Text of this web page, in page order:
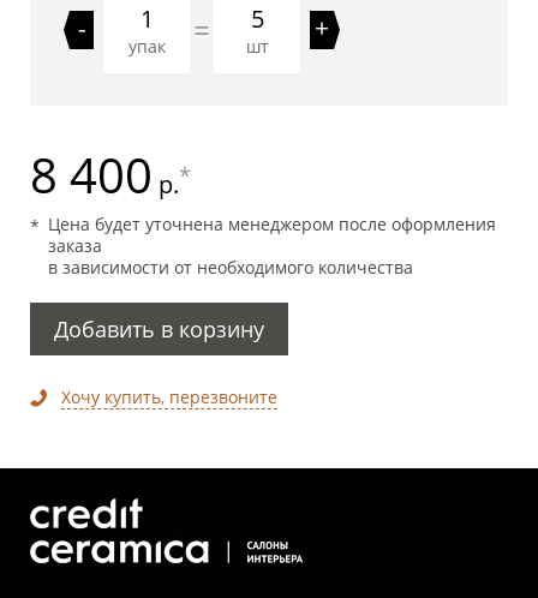
-
упак = 5
шт
+
8 400 р.*
Цена будет уточнена менеджером после оформления
заказа
в зависимости от необходимого количества
Добавить в корзину
Хочу купить, перезвоните